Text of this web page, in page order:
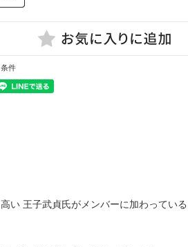
件
い 王子武貞氏がメンバーに加わってい